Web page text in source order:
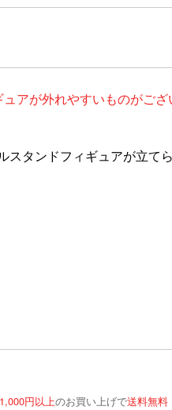
アが外れやすいものがご
タンドフィギュアが立て
円以上のお買い上げで送料無料